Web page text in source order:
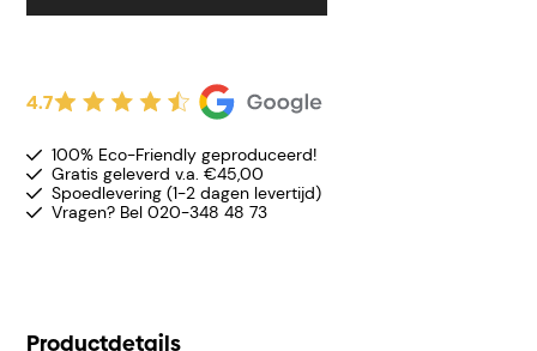
4.7
100% Eco-Friendly geproduceerd!
Gratis geleverd v.a. €45,00
Spoedlevering (1-2 dagen levertijd)
Vragen? Bel 020-348 48 73
Productdetails